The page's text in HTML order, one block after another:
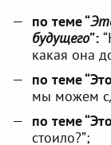
по теме “
будущего”:
какая она
по теме
мы можем
по теме
стоило?”;